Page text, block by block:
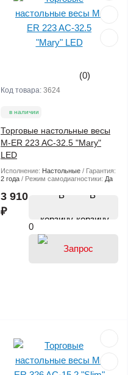
(0)
Код товара: 3624
в наличии
Торговые настольные весы
M-ER 223 AC-32.5 "Mary"
LED
Исполнение: Настольные
Гарантия:
2 года
Режим самодиагностики: Да
3 910
₽
В
корзину
0